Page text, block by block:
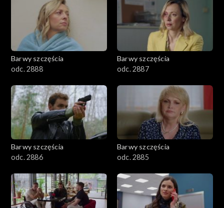
1101–1200
1001–1100
901–1000
801–900
782–800
Barwy szczęścia
odc. 2888
Barwy szczęścia
odc. 2887
Barwy szczęścia
odc. 2886
Barwy szczęścia
odc. 2885